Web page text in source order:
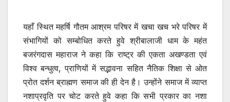
यहाँ स्थित महर्षि गौतम आश्रम परिषर में खचा खच भरे परिषर में
संभागियों को सम्बोधित करते हुवे श्रीबालाजी धाम के महंत
बजरंगदास महाराज ने कहा कि राष्ट्र की एकता अखण्डता एवं
विश्व बन्धुत्व, प्राणियों में सद्भावना सहित नैतिक शिक्षा से ओत
प्रोत दर्शन ब्राह्मण समाज की ही देन है। उन्होंने समाज में व्याप्त
नशाप्रवृति पर चोट करते हुवे कहा कि सभी प्रकार का नशा